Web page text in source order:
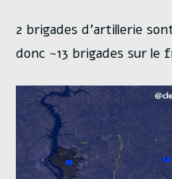
2 brigades d’artillerie
donc ~13 brigades sur le